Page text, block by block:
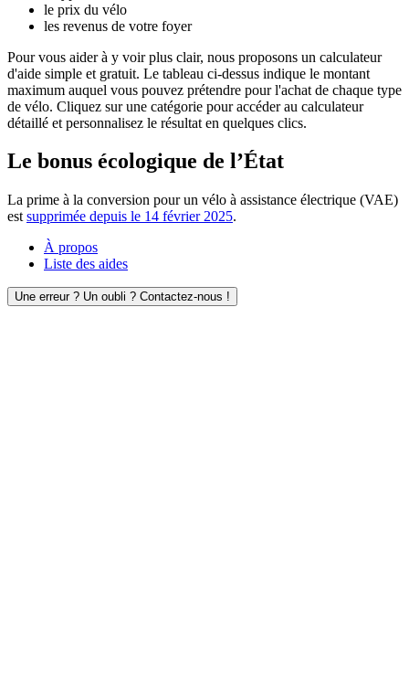
le prix du vélo
les revenus de votre foyer
Pour vous aider à y voir plus clair, nous proposons un calculateur
d'aide simple et gratuit. Le tableau ci-dessus indique le montant
maximum auquel vous pouvez prétendre pour l'achat de chaque type
de vélo. Cliquez sur une catégorie pour accéder au calculateur
détaillé et personnalisez le résultat en quelques clics.
Le bonus écologique de l’État
La prime à la conversion pour un vélo à assistance électrique (VAE)
est supprimée depuis le 14 février 2025.
À propos
Liste des aides
Une erreur ? Un oubli ? Contactez-nous !